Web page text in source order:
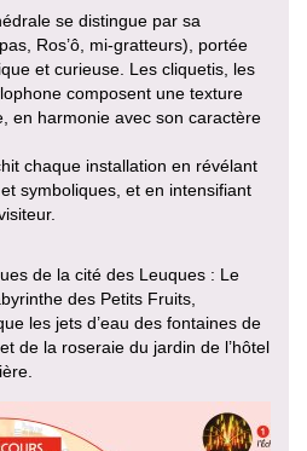
se distingue par sa
Ros’ô, mi-gratteurs), portée
et curieuse. Les cliquetis, les
composent une texture
en harmonie avec son caractère
chaque installation en révélant
symboliques, et en intensifiant
de la cité des Leuques : Le
des Petits Fruits,
les jets d’eau des fontaines de
de la roseraie du jardin de l’hôtel